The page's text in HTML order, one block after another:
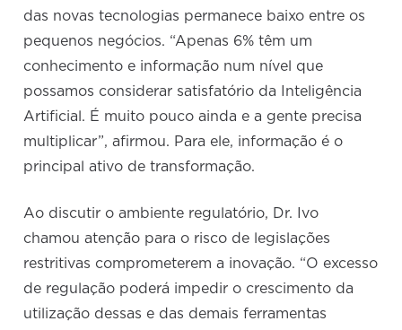
das novas tecnologias permanece baixo entre os
pequenos negócios. “Apenas 6% têm um
conhecimento e informação num nível que
possamos considerar satisfatório da Inteligência
Artificial. É muito pouco ainda e a gente precisa
multiplicar”, afirmou. Para ele, informação é o
principal ativo de transformação.
Ao discutir o ambiente regulatório, Dr. Ivo
chamou atenção para o risco de legislações
restritivas comprometerem a inovação. “O excesso
de regulação poderá impedir o crescimento da
utilização dessas e das demais ferramentas